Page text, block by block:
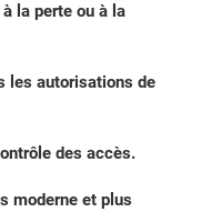
la perte ou à la
les autorisations de
des accès.
moderne et plus